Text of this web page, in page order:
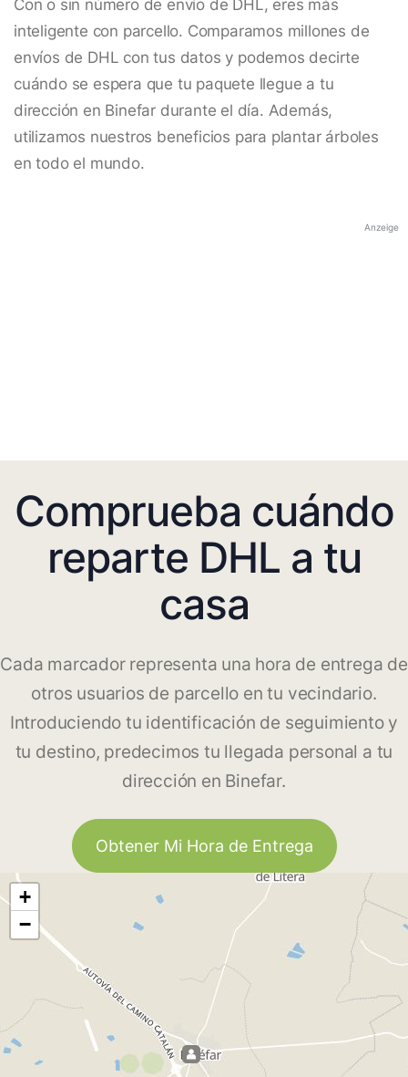
Con o sin número de envío de DHL, eres más
inteligente con parcello. Comparamos millones de
envíos de DHL con tus datos y podemos decirte
cuándo se espera que tu paquete llegue a tu
dirección en Binefar durante el día. Además,
utilizamos nuestros beneficios para plantar árboles
en todo el mundo.
Anzeige
Comprueba cuándo
reparte DHL a tu
casa
Cada marcador representa una hora de entrega de
otros usuarios de parcello en tu vecindario.
Introduciendo tu identificación de seguimiento y
tu destino, predecimos tu llegada personal a tu
dirección en Binefar.
Obtener Mi Hora de Entrega
+
−